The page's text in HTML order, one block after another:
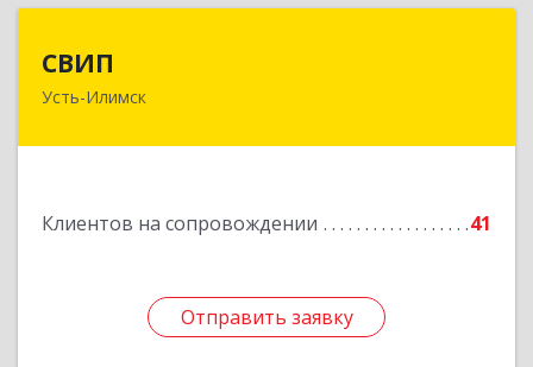
СВИП
Усть-Илимск
Клиентов на сопровождении 41
Отправить заявку
666685, Иркутская обл, Усть-Илимск г,
Отправить заявку